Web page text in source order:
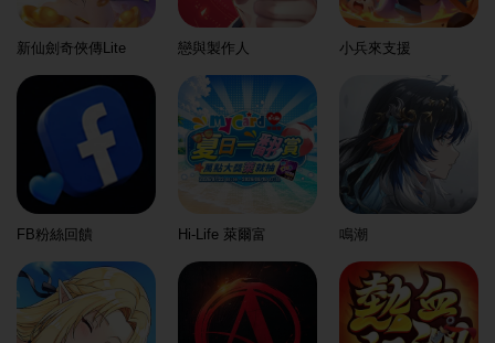
新仙劍奇俠傳Lite 戀與製作人 小兵來支援
FB粉絲回饋 Hi-Life 萊爾富 鳴潮